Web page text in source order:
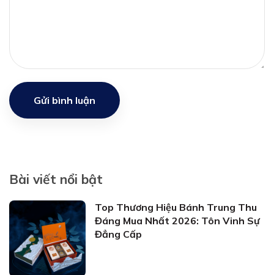
Gửi bình luận
Bài viết nổi bật
Top Thương Hiệu Bánh Trung Thu
Đáng Mua Nhất 2026: Tôn Vinh Sự
Đẳng Cấp